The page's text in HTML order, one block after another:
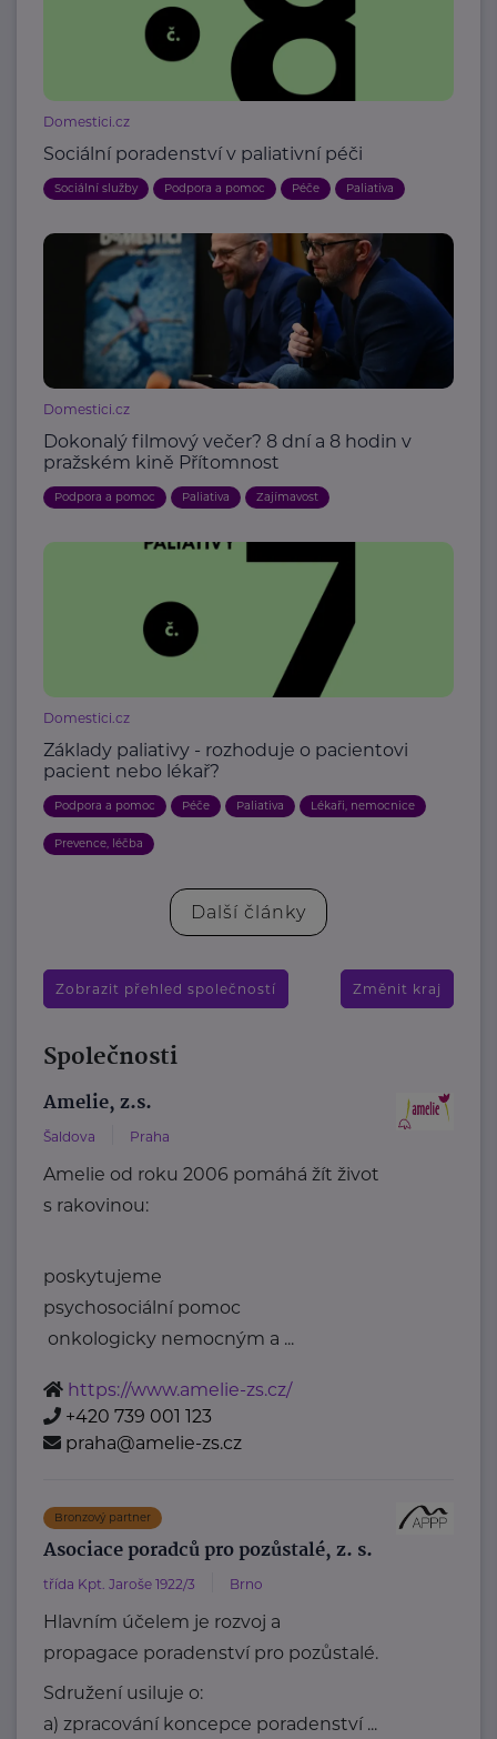
Domestici.cz
Sociální poradenství v paliativní péči
Sociální služby Podpora a pomoc Péče Paliativa
Domestici.cz
Dokonalý filmový večer? 8 dní a 8 hodin v
pražském kině Přítomnost
Podpora a pomoc Paliativa Zajímavost
Domestici.cz
Základy paliativy - rozhoduje o pacientovi
pacient nebo lékař?
Podpora a pomoc Péče Paliativa Lékaři, nemocnice
Prevence, léčba
Další články
Zobrazit přehled společností Změnit kraj
Společnosti
Amelie, z.s.
Šaldova Praha
Amelie od roku 2006 pomáhá žít život
s rakovinou:
poskytujeme
psychosociální pomoc
onkologicky nemocným a ...
https://www.amelie-zs.cz/
+420 739 001 123
praha@amelie-zs.cz
Bronzový partner
Asociace poradců pro pozůstalé, z. s.
třída Kpt. Jaroše 1922/3 Brno
Hlavním účelem je rozvoj a
propagace poradenství pro pozůstalé.
Sdružení usiluje o:
a) zpracování koncepce poradenství ...